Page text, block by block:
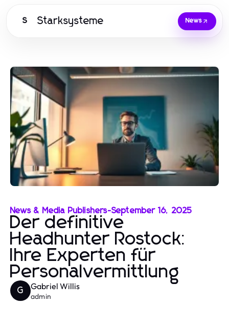
S Starksysteme News
News & Media Publishers-September 16, 2025
Der definitive
Headhunter Rostock:
Ihre Experten für
Personalvermittlung
G Gabriel Willis
admin